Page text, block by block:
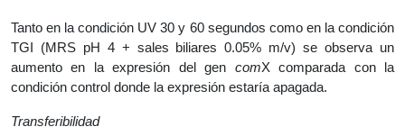
Tanto en la condición UV 30 y 60 segundos como en la condición
TGI (MRS pH 4 + sales biliares 0.05% m/v) se observa un
aumento en la expresión del gen comX comparada con la
condición control donde la expresión estaría apagada.
Transferibilidad